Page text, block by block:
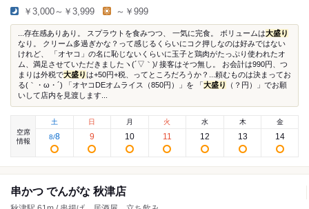
￥3,000～￥3,999 ～￥999
...存在感ありあり。 スプラウトを食みつつ、 一気に完食。 ボリュームは大盛り
なり。 クリーム多過ぎかな？って感じるくらいにコク押しなのは好みではない
けれど、 「オヤコ」の名に恥じないくらいに玉子と鶏肉がたっぷり使われたオ
ム、満足させていただきましたヽ(´▽｀)/ 接客はそつ無し。 お会計は990円、つ
まりは外税で大盛りは+50円+税、ってところだろうか？...頼むものは決まってお
る(｀・ω・´) 「オヤコDEオムライス（850円）」を 「 大盛り
（？円）」でお願
いして店内を見渡します...
空席
情報
土
8/8
日
9
月
10
火
11
水
12
木
13
金
14
串かつ でんがな 秋津店